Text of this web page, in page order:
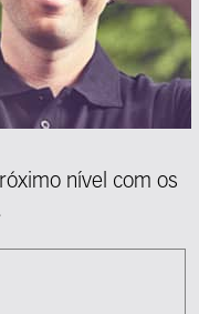
nível com os